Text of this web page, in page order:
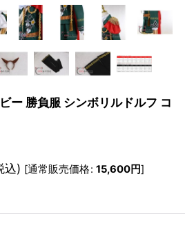
ー 勝負服 シンボリルドルフ コ
込) [通常販売価格: 15,600円]